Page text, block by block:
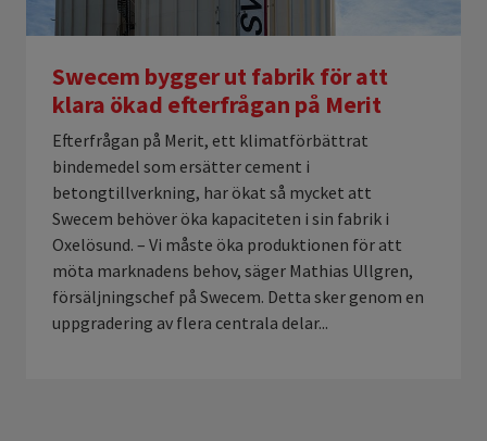
Swecem bygger ut fabrik för att
klara ökad efterfrågan på Merit
Efterfrågan på Merit, ett klimatförbättrat
bindemedel som ersätter cement i
betongtillverkning, har ökat så mycket att
Swecem behöver öka kapaciteten i sin fabrik i
Oxelösund. – Vi måste öka produktionen för att
möta marknadens behov, säger Mathias Ullgren,
försäljningschef på Swecem. Detta sker genom en
uppgradering av flera centrala delar...